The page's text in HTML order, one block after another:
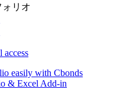
リオ
access
easily with Cbonds
& Excel Add-in